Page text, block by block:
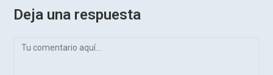
Deja una respuesta
Comentario